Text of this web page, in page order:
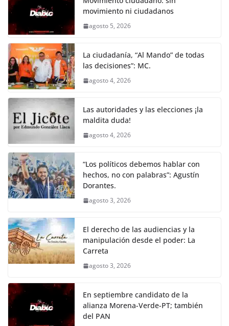
movimiento ni ciudadanos
agosto 5, 2026
La ciudadanía, “Al Mando” de todas
las decisiones”: MC.
agosto 4, 2026
Las autoridades y las elecciones ¡la
maldita duda!
agosto 4, 2026
“Los políticos debemos hablar con
hechos, no con palabras”: Agustín
Dorantes.
agosto 3, 2026
El derecho de las audiencias y la
manipulación desde el poder: La
Carreta
agosto 3, 2026
En septiembre candidato de la
alianza Morena-Verde-PT; también
del PAN